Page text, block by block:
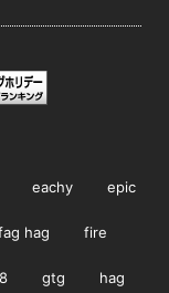
eachy epic
hag fire
gtg hag